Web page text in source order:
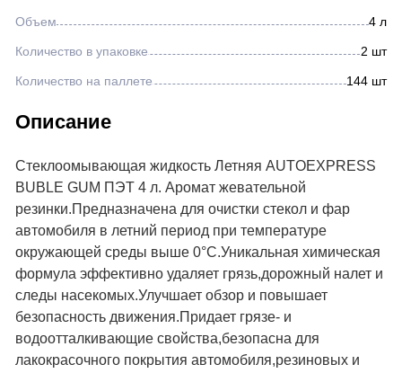
Объем 4 л
Количество в упаковке 2 шт
Количество на паллете 144 шт
Описание
Стеклоомывающая жидкость Летняя AUTOEXPRESS
BUBLE GUM ПЭТ 4 л. Аромат жевательной
резинки.Предназначена для очистки стекол и фар
автомобиля в летний период при температуре
окружающей среды выше 0°С.Уникальная химическая
формула эффективно удаляет грязь,дорожный налет и
следы насекомых.Улучшает обзор и повышает
безопасность движения.Придает грязе- и
водоотталкивающие свойства,безопасна для
лакокрасочного покрытия автомобиля,резиновых и